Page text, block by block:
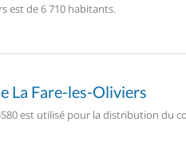
est de 6 710 habitants.
La Fare-les-Oliviers
est utilisé pour la distribution du